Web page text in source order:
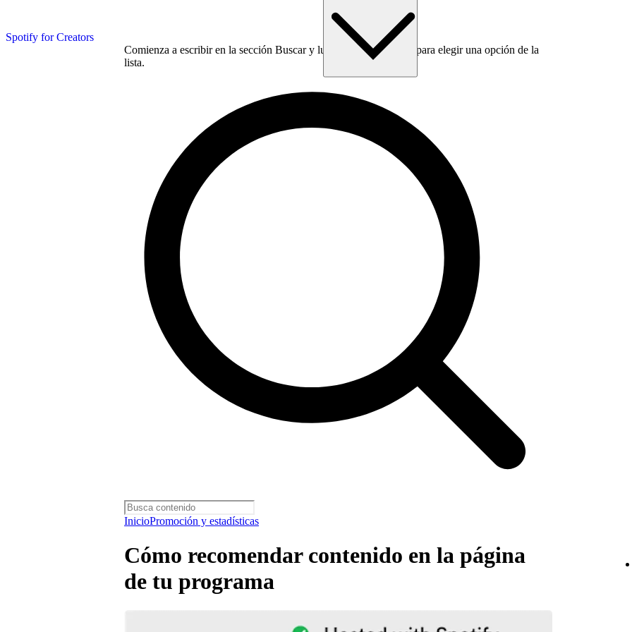
Spotify for Creators
Comienza a escribir en la sección Buscar y luego usa la tecla Tab para elegir una opción de la
lista.
InicioPromoción y estadísticas
Cómo recomendar contenido en la página
de tu programa